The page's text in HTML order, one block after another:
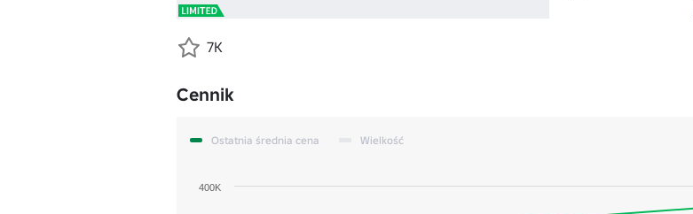
7K
Cennik
Ostatnia średnia cena Wielkość
400K